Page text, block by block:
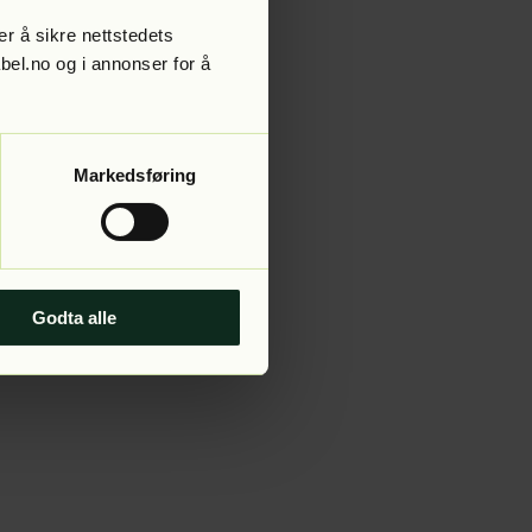
å sikre nettstedets
og i annonser for å
Markedsføring
Godta alle